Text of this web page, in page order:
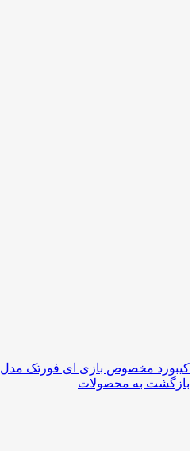
کیبورد مخصوص بازی ای فورتک مدل A4TECH KEYBOARD Q100
بازگشت به محصولات